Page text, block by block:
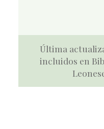
Última
incluidos en